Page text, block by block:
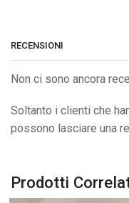
RECENSIONI
Non ci sono ancora
Soltanto i clienti che
possono lasciare una
Prodotti